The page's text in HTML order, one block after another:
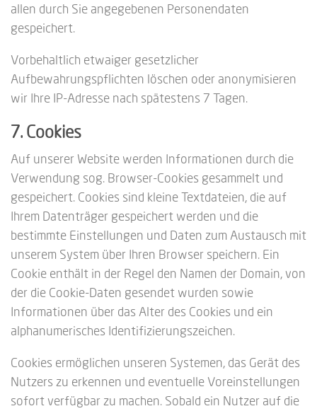
allen durch Sie angegebenen Personendaten
gespeichert.
Vorbehaltlich etwaiger gesetzlicher
Aufbewahrungspflichten löschen oder anonymisieren
wir Ihre IP-Adresse nach spätestens 7 Tagen.
7. Cookies
Auf unserer Website werden Informationen durch die
Verwendung sog. Browser-Cookies gesammelt und
gespeichert. Cookies sind kleine Textdateien, die auf
Ihrem Datenträger gespeichert werden und die
bestimmte Einstellungen und Daten zum Austausch mit
unserem System über Ihren Browser speichern. Ein
Cookie enthält in der Regel den Namen der Domain, von
der die Cookie-Daten gesendet wurden sowie
Informationen über das Alter des Cookies und ein
alphanumerisches Identifizierungszeichen.
Cookies ermöglichen unseren Systemen, das Gerät des
Nutzers zu erkennen und eventuelle Voreinstellungen
sofort verfügbar zu machen. Sobald ein Nutzer auf die